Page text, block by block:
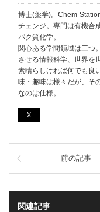
博士(薬学)。Chem-
チェンジ。専門は有機合
パク質化学。
関心ある学問領域は三つ
させる情報科学、世界を
素晴らしければ何でも良
味・趣味は様々だが、そ
なのは仕様。
X
前の記事
関連記事